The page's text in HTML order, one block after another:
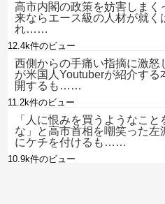
高市内閣の政策を妨害しまく
来ならエース級の人材が就く
れ……
12.4k件のビュー
西側からの手痛い指摘に激
が米国人Youtuberが紹介す
開するも……
11.2k件のビュー
「人に恨みを買うようなこ
な」と高市首相を嘲笑った左
にケチを付けるも……
10.9k件のビュー